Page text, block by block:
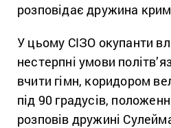
розповідає дружина
У цьому СІЗО окупанти
нестерпні умови
вчити гімн, коридором
під 90 градусів,
розповів дружині